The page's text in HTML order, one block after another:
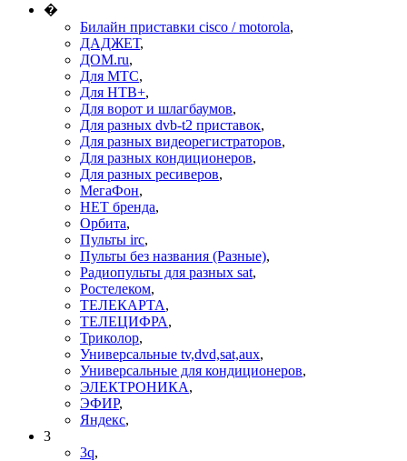
�
Билайн приставки cisco / motorola,
ДАДЖЕТ,
ДОМ.ru,
Для МТС,
Для НТВ+,
Для ворот и шлагбаумов,
Для разных dvb-t2 приставок,
Для разных видеорегистраторов,
Для разных кондиционеров,
Для разных ресиверов,
МегаФон,
НЕТ бренда,
Орбита,
Пульты irc,
Пульты без названия (Разные),
Радиопульты для разных sat,
Ростелеком,
ТЕЛЕКАРТА,
ТЕЛЕЦИФРА,
Триколор,
Универсальные tv,dvd,sat,aux,
Универсальные для кондиционеров,
ЭЛЕКТРОНИКА,
ЭФИР,
Яндекс,
3
3q,